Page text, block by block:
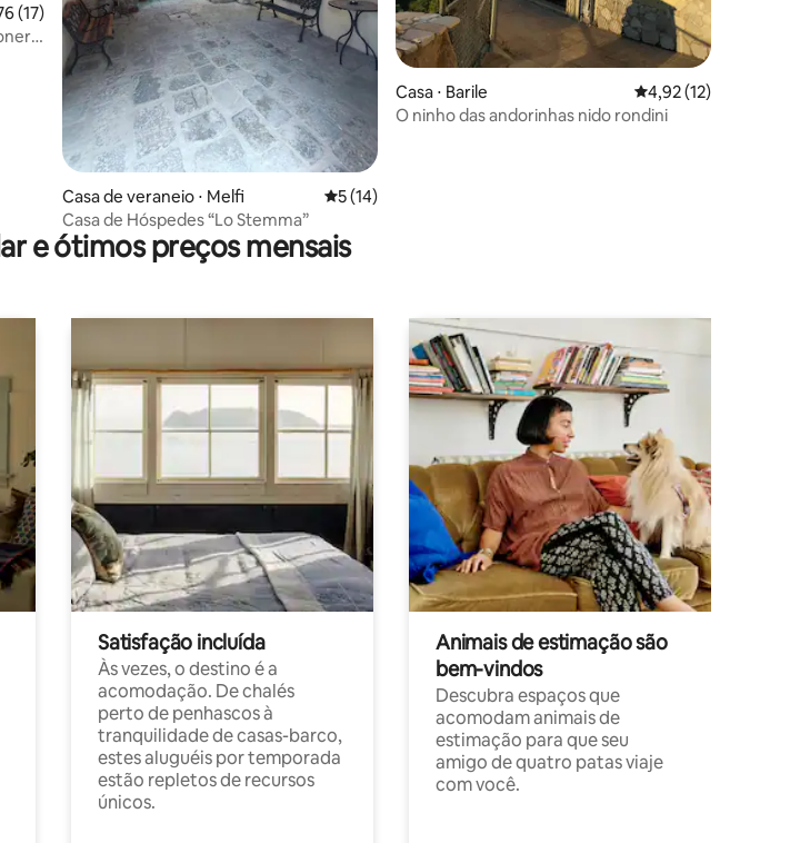
de uma avaliação média de 5, 17 avaliações
(17)
Casa de veraneio ⋅ Melfi 5 de uma avaliação média de 5, 14 avaliações
5 (14)
Casa de Hóspedes “Lo Stemma”
Casa ⋅ Barile 4,92 de uma
4,92 (12)
O ninho das andorinhas nido rondini
e ótimos preços mensais
Satisfação incluída
Às vezes, o destino é a
acomodação. De chalés
perto de penhascos à
tranquilidade de casas-barco,
estes aluguéis por temporada
estão repletos de recursos
únicos.
Animais de estimação são
bem-vindos
Descubra espaços que
acomodam animais de
estimação para que seu
amigo de quatro patas viaje
com você.